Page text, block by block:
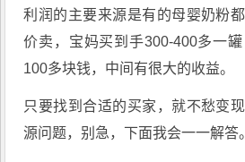
利润的主要来源是有的母婴奶粉
价卖，宝妈买到手300-400多一
100多块钱，中间有很大的收益。
只要找到合适的买家，就不愁变
源问题，别急，下面我会一一解答。